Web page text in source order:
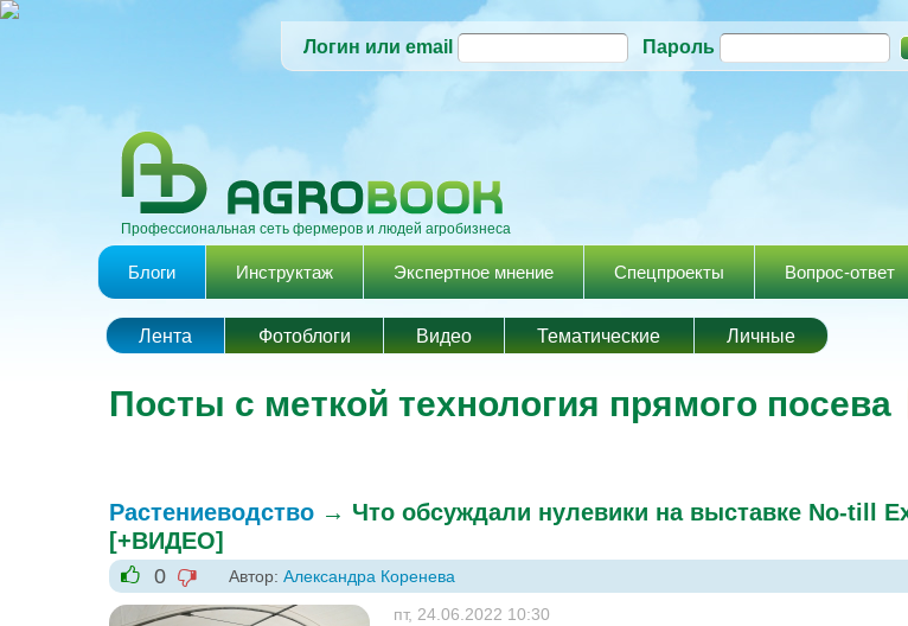
Перейти к
содержанию
Логин или email Пароль
Профессиональная сеть фермеров и людей агробизнеса
Главное меню
Блоги Инструктаж Экспертное мнение Спецпроекты Вопрос-ответ
Лента Фотоблоги Видео Тематические Личные
Посты с меткой технология прямого посева
Растениеводство → Что обсуждали нулевики на выставке No-till
[+ВИДЕО]
+1
0
-1
Автор: Александра Коренева
пт, 24.06.2022 10:30